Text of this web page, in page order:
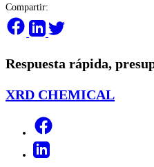
Compartir:
Respuesta rápida,
XRD CHEMICAL